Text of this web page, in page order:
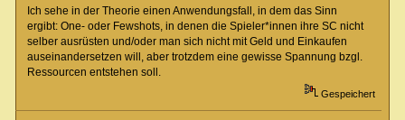
Ich sehe in der Theorie einen Anwendungsfall, in dem das Sinn
ergibt: One- oder Fewshots, in denen die Spieler*innen ihre SC nicht
selber ausrüsten und/oder man sich nicht mit Geld und Einkaufen
auseinandersetzen will, aber trotzdem eine gewisse Spannung bzgl.
Ressourcen entstehen soll.
Gespeichert